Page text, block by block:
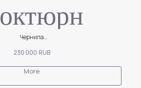
Чернила
230 000 RUB
More